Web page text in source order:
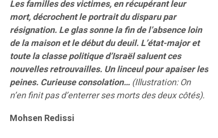
Les familles des victimes, en récupérant leur
mort, décrochent le portrait du disparu par
résignation. Le glas sonne la fin de l’absence loin
de la maison et le début du deuil. L’état-major et
toute la classe politique d’Israël saluent ces
nouvelles retrouvailles. Un linceul pour apaiser les
peines. Curieuse consolation… (Illustration: On
n’en finit pas d’enterrer ses morts des deux côtés).
Mohsen Redissi